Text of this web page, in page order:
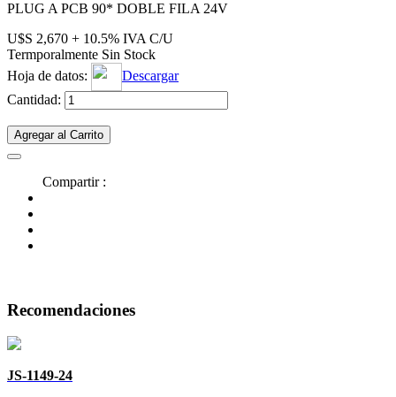
PLUG A PCB 90* DOBLE FILA 24V
U$S 2,670 + 10.5% IVA C/U
Termporalmente Sin Stock
Hoja de datos:
Descargar
Cantidad:
Agregar al Carrito
Compartir :
Recomendaciones
JS-1149-24